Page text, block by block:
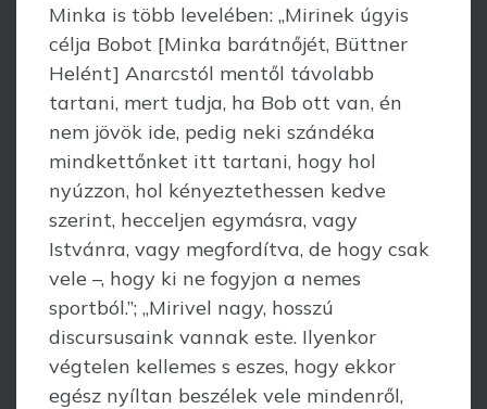
Minka is több levelében: „Mirinek úgyis
célja Bobot [Minka barátnőjét, Büttner
Helént] Anarcstól mentől távolabb
tartani, mert tudja, ha Bob ott van, én
nem jövök ide, pedig neki szándéka
mindkettőnket itt tartani, hogy hol
nyúzzon, hol kényeztethessen kedve
szerint, hecceljen egymásra, vagy
Istvánra, vagy megfordítva, de hogy csak
vele –, hogy ki ne fogyjon a nemes
sportból.”; „Mirivel nagy, hosszú
discursusaink vannak este. Ilyen­kor
végtelen kellemes s eszes, hogy ekkor
egész nyíltan beszélek vele mindenről,